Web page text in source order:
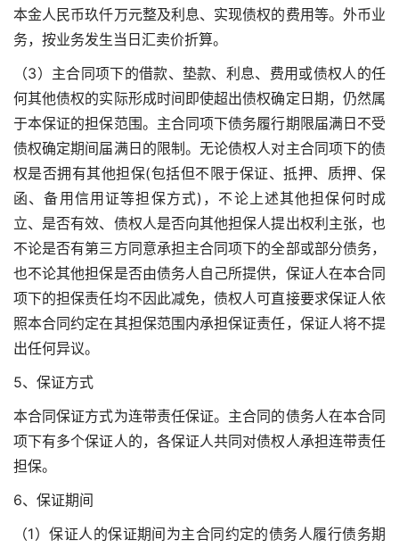
本金人民币玖仟万元整及利息、实现债权的费用等。外币业
务，按业务发生当日汇卖价折算。
（3）主合同项下的借款、垫款、利息、费用或债权人的任
何其他债权的实际形成时间即使超出债权确定日期，仍然属
于本保证的担保范围。主合同项下债务履行期限届满日不受
债权确定期间届满日的限制。无论债权人对主合同项下的债
权是否拥有其他担保(包括但不限于保证、抵押、质押、保
函、备用信用证等担保方式)，不论上述其他担保何时成
立、是否有效、债权人是否向其他担保人提出权利主张，也
不论是否有第三方同意承担主合同项下的全部或部分债务，
也不论其他担保是否由债务人自己所提供，保证人在本合同
项下的担保责任均不因此减免，债权人可直接要求保证人依
照本合同约定在其担保范围内承担保证责任，保证人将不提
出任何异议。
5、保证方式
本合同保证方式为连带责任保证。主合同的债务人在本合同
项下有多个保证人的，各保证人共同对债权人承担连带责任
担保。
6、保证期间
（1）保证人的保证期间为主合同约定的债务人履行债务期